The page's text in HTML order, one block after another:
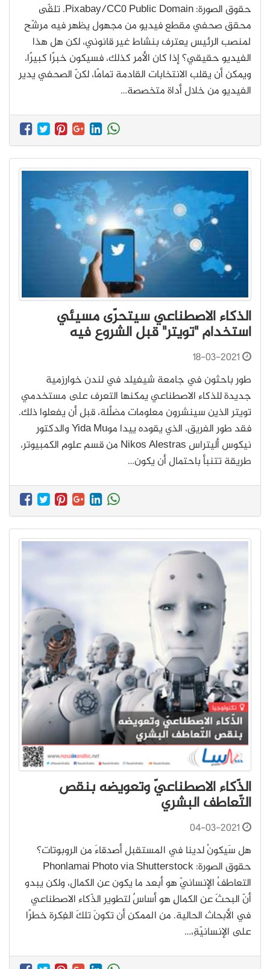
حقوق الصورة: Pixabay/CC0 Public Domain. تلقّى
محقق صحفي مقطع فيديو من مجهول يظهر فيه مرشّح
لمنصب الرئيس يعترف بنشاط غير قانوني، لكن هل هذا
الفيديو حقيقي؟ إذا كان الأمر كذلك، فسيكون خبرًا كبيرًا،
ويمكن أن يقلب الانتخابات القادمة تمامًا، لكنّ الصحفي يدير
الفيديو من خلال أداة متخصصة…
الذكاء الاصطناعي سيتحرّى مسيئي
استخدام "تويتر" قبل الشروع فيه
18-03-2021
طور باحثون في جامعة شيفيلد في لندن خوارزمية
جديدة للذكاء الاصطناعي يمكنها التعرف على مستخدمي
تويتر الذين سينشرون معلومات مضلِّلة، قبل أن يفعلوا ذلك.
فقد طور الفريق، الذي يقوده ييدا موYida Mu والدكتور
نيكوس أليتراس Nikos Alestras من قسم علوم الكمبيوتر،
طريقة تتنبأ باحتمال أن يكون…
الذّكاء الاصطناعيّ وتعويضه بنقص
التّعاطف البشري
04-03-2021
هل سَيكونُ لدينا في المستقبل أصدقاءَ من الروبوتات؟
حقوق الصورة: Phonlamai Photo via Shutterstock
التعاطفُ الإنسانيّ هو أبعد ما يكون عن الكمال، ولكن يبدو
أنّ البحثَ عن الكمالِ هو أساسٌ لتطوير الذّكاء الاصطناعي
في الأبحاث الحالية. من الممكنِ أن تكونَ تلكَ الفِكرة خطرًا
على الإنسانيّةِ،…